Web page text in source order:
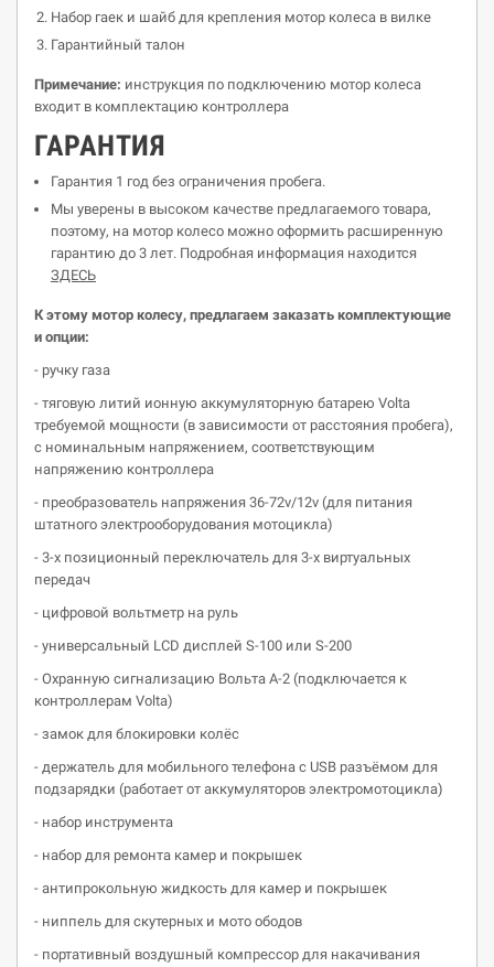
Набор гаек и шайб для крепления мотор колеса в вилке
Гарантийный талон
Примечание: инструкция по подключению мотор колеса
входит в комплектацию контроллера
ГАРАНТИЯ
Гарантия 1 год без ограничения пробега.
Мы уверены в высоком качестве предлагаемого товара,
поэтому, на мотор колесо можно оформить расширенную
гарантию до 3 лет. Подробная информация находится
ЗДЕСЬ
К этому мотор колесу, предлагаем заказать комплектующие
и опции:
- ручку газа
- тяговую литий ионную аккумуляторную батарею Volta
требуемой мощности (в зависимости от расстояния пробега),
с номинальным напряжением, соответствующим
напряжению контроллера
- преобразователь напряжения 36-72v/12v (для питания
штатного электрооборудования мотоцикла)
- 3-х позиционный переключатель для 3-х виртуальных
передач
- цифровой вольтметр на руль
- универсальный LCD дисплей S-100 или S-200
- Охранную сигнализацию Вольта А-2 (подключается к
контроллерам Volta)
- замок для блокировки колёс
- держатель для мобильного телефона с USB разъёмом для
подзарядки (работает от аккумуляторов электромотоцикла)
- набор инструмента
- набор для ремонта камер и покрышек
- антипрокольную жидкость для камер и покрышек
- ниппель для скутерных и мото ободов
- портативный воздушный компрессор для накачивания